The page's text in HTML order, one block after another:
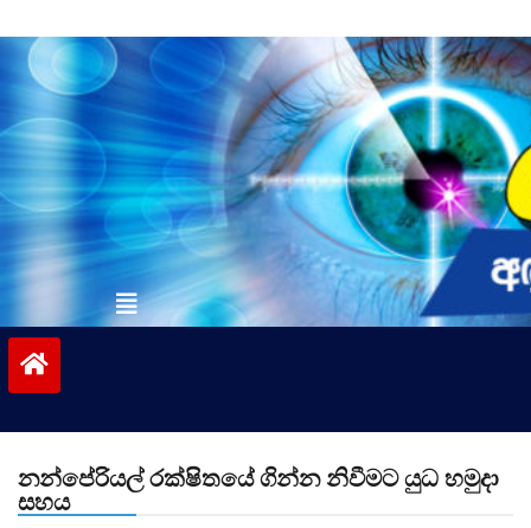
to
contentvinivida.lk
නන්පේරියල් රක්ෂිතයේ ගින්න නිවීමට යුධ හමුදා
සහය